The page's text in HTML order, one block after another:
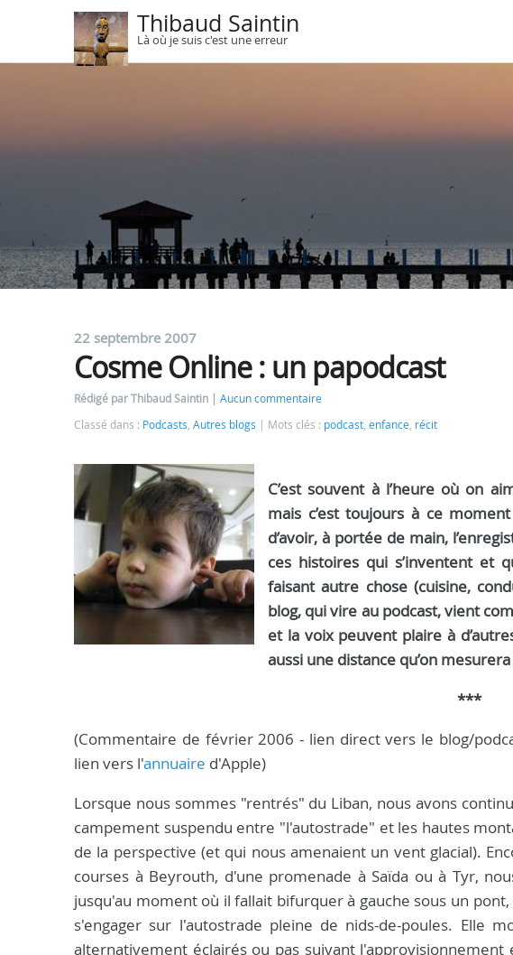
Thibaud Saintin
Là où je suis c'est une erreur
22 septembre 2007
Cosme Online : un papodcast
Rédigé par Thibaud Saintin
Aucun commentaire
Classé dans : Podcasts, Autres blogs Mots clés : podcast, enfance, récit
C’est souvent à l’heure où on
mais c’est toujours à ce
d’avoir, à portée de main,
ces histoires qui s’inventent et
faisant autre chose (cuisine,
blog, qui vire au podcast, vient
et la voix peuvent plaire à
aussi une distance qu’on
***
(Commentaire de février 2006 - lien direct vers le blog/
lien vers l'annuaire d'Apple)
Lorsque nous sommes "rentrés" du Liban, nous avons
campement suspendu entre "l'autostrade" et les hautes
de la perspective (et qui nous amenaient un vent glacial).
courses à Beyrouth, d'une promenade à Saïda ou à Tyr,
jusqu'au moment où il fallait bifurquer à gauche sous un
s'engager sur l'autostrade pleine de nids-de-poules. Elle
alternativement éclairés ou pas suivant